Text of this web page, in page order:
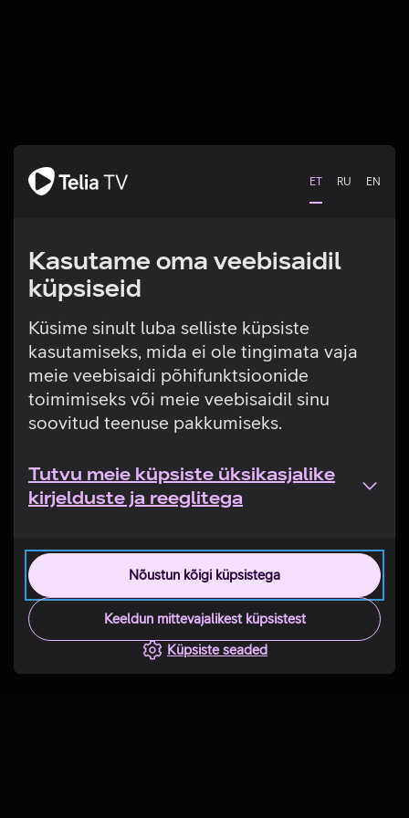
ET RU EN
Kasutame oma veebisaidil
küpsiseid
Küsime sinult luba selliste küpsiste
kasutamiseks, mida ei ole tingimata vaja
meie veebisaidi põhifunktsioonide
toimimiseks või meie veebisaidil sinu
soovitud teenuse pakkumiseks.
Tutvu meie küpsiste üksikasjalike
kirjelduste ja reeglitega
Nõustun kõigi küpsistega
Keeldun mittevajalikest küpsistest
Küpsiste seaded
Tehniline viga